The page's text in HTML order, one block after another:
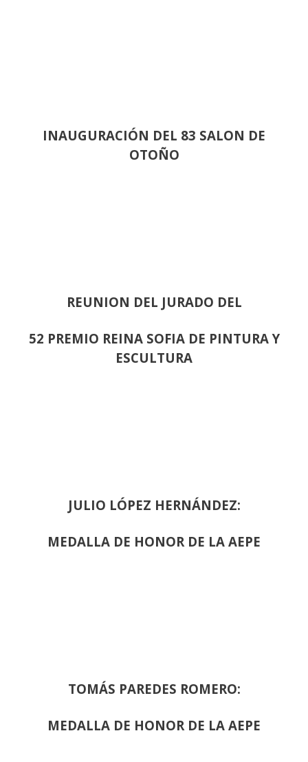
INAUGURACIÓN DEL 83 SALON DE
OTOÑO
REUNION DEL JURADO DEL
52 PREMIO REINA SOFIA DE PINTURA Y
ESCULTURA
JULIO LÓPEZ HERNÁNDEZ:
MEDALLA DE HONOR DE LA AEPE
TOMÁS PAREDES ROMERO:
MEDALLA DE HONOR DE LA AEPE